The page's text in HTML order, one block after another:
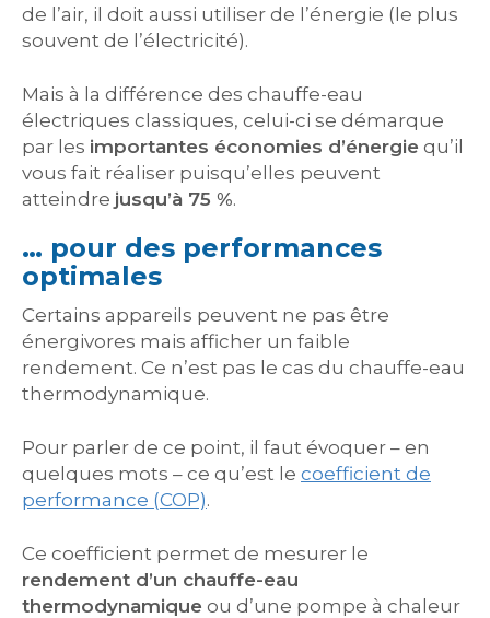
de l’air, il doit aussi utiliser de l’énergie (le plus
souvent de l’électricité).
Mais à la différence des chauffe-eau
électriques classiques, celui-ci se démarque
par les importantes économies d’énergie qu’il
vous fait réaliser puisqu’elles peuvent
atteindre jusqu’à 75 %.
… pour des performances
optimales
Certains appareils peuvent ne pas être
énergivores mais afficher un faible
rendement. Ce n’est pas le cas du chauffe-eau
thermodynamique.
Pour parler de ce point, il faut évoquer – en
quelques mots – ce qu’est le coefficient de
performance (COP).
Ce coefficient permet de mesurer le
rendement d’un chauffe-eau
thermodynamique ou d’une pompe à chaleur